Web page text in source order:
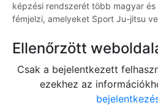
képzési rendszerét több magyar
fémjelzi, amelyeket Sport Ju-jitsu
Ellenőrzött
Csak a bejelentkezett
ezekhez az